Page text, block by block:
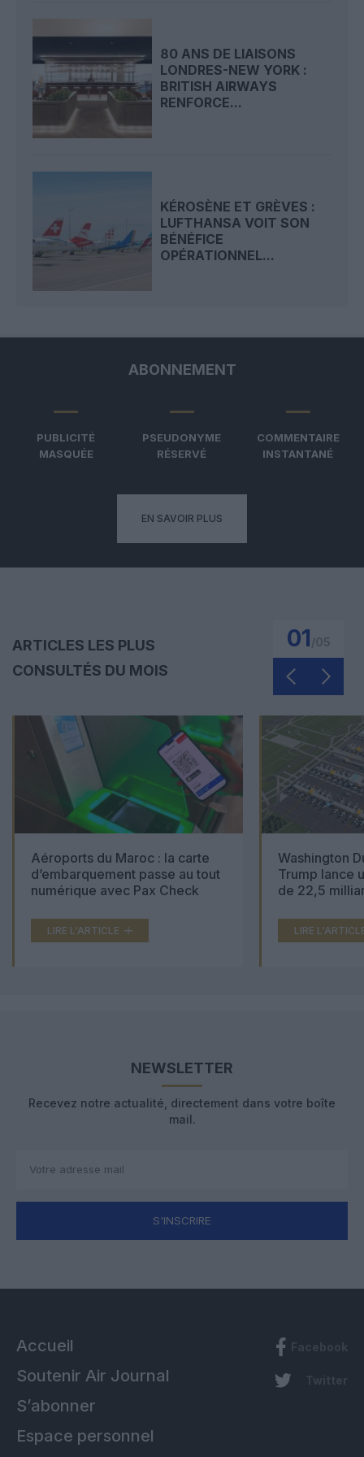
80 ANS DE LIAISONS
LONDRES-NEW YORK :
BRITISH AIRWAYS
RENFORCE...
KÉROSÈNE ET GRÈVES :
LUFTHANSA VOIT SON
BÉNÉFICE
OPÉRATIONNEL...
ABONNEMENT
PUBLICITÉ
MASQUÉE
PSEUDONYME
RÉSERVÉ
COMMENTAIRE
INSTANTANÉ
EN SAVOIR PLUS
ARTICLES LES PLUS
CONSULTÉS DU MOIS
01
Aéroports du Maroc : la carte
d’embarquement passe au tout
numérique avec Pax Check
LIRE L'ARTICLE
Washington
Trump lance
de 22,5
LIRE
NEWSLETTER
Recevez notre actualité, directement dans votre boîte
mail.
S'INSCRIRE
Accueil
Soutenir Air Journal
S’abonner
Espace personnel